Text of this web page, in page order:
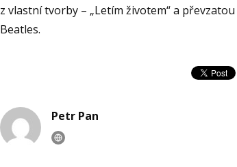
z vlastní tvorby – „Letím životem“ a
Beatles.
Petr Pan